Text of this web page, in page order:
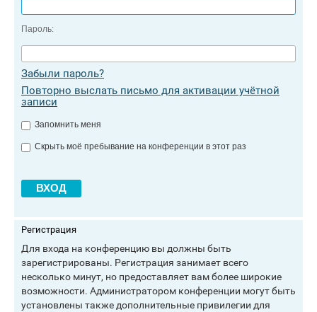
Пароль:
Забыли пароль?
Повторно выслать письмо для активации учётной
записи
Запомнить меня
Скрыть моё пребывание на конференции в этот раз
Регистрация
Для входа на конференцию вы должны быть
зарегистрированы. Регистрация занимает всего
несколько минут, но предоставляет вам более широкие
возможности. Администратором конференции могут быть
установлены также дополнительные привилегии для